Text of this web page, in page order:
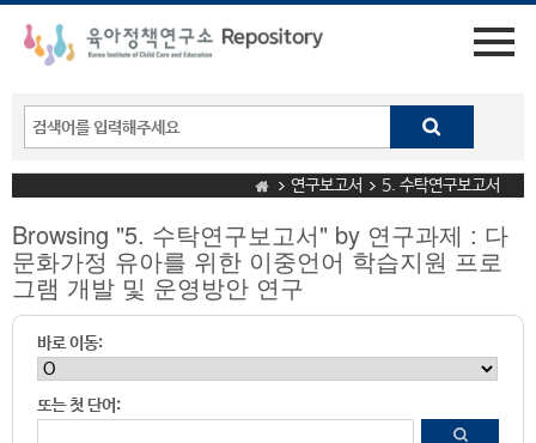
연구보고서 5. 수탁연구보고서
Browsing "5. 수탁연구보고서" by 연구과제 : 다
문화가정 유아를 위한 이중언어 학습지원 프로
그램 개발 및 운영방안 연구
바로 이동:
또는 첫 단어: